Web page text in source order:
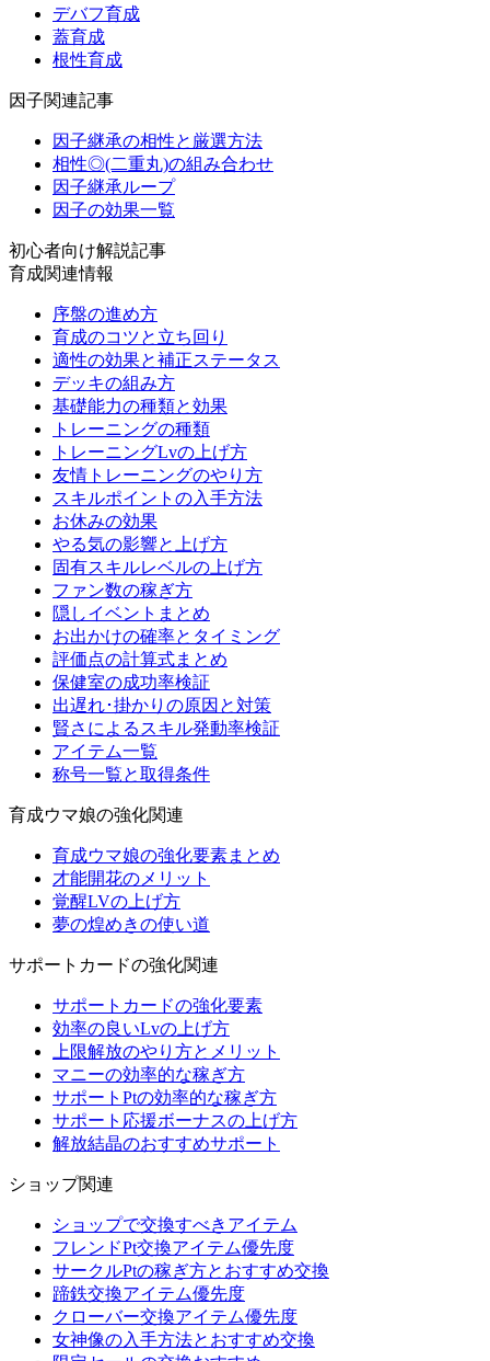
デバフ育成
蓋育成
根性育成
因子関連記事
因子継承の相性と厳選方法
相性◎(二重丸)の組み合わせ
因子継承ループ
因子の効果一覧
初心者向け解説記事
育成関連情報
序盤の進め方
育成のコツと立ち回り
適性の効果と補正ステータス
デッキの組み方
基礎能力の種類と効果
トレーニングの種類
トレーニングLvの上げ方
友情トレーニングのやり方
スキルポイントの入手方法
お休みの効果
やる気の影響と上げ方
固有スキルレベルの上げ方
ファン数の稼ぎ方
隠しイベントまとめ
お出かけの確率とタイミング
評価点の計算式まとめ
保健室の成功率検証
出遅れ･掛かりの原因と対策
賢さによるスキル発動率検証
アイテム一覧
称号一覧と取得条件
育成ウマ娘の強化関連
育成ウマ娘の強化要素まとめ
才能開花のメリット
覚醒LVの上げ方
夢の煌めきの使い道
サポートカードの強化関連
サポートカードの強化要素
効率の良いLvの上げ方
上限解放のやり方とメリット
マニーの効率的な稼ぎ方
サポートPtの効率的な稼ぎ方
サポート応援ボーナスの上げ方
解放結晶のおすすめサポート
ショップ関連
ショップで交換すべきアイテム
フレンドPt交換アイテム優先度
サークルPtの稼ぎ方とおすすめ交換
蹄鉄交換アイテム優先度
クローバー交換アイテム優先度
女神像の入手方法とおすすめ交換